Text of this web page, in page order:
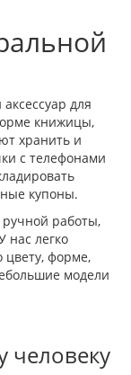
для
книжицы,
хранить и
с телефонами
купоны.
работы,
нас легко
форме,
модели
человеку